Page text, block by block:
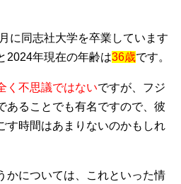
に同志社大学を卒業しています
2024年現在の年齢は36歳です。
く不思議ではないですが、フジ
あることでも有名ですので、彼
す時間はあまりないのかもしれ
かについては、これといった情